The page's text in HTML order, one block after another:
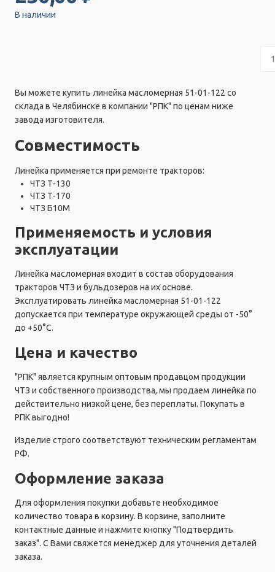
В наличии
Вы можете купить линейка масломерная 51-01-122 со
склада в Челябинске в компании "РПК" по ценам ниже
завода изготовителя.
Совместимость
Линейка применяется при ремонте тракторов:
ЧТЗ Т-130
ЧТЗ Т-170
ЧТЗ Б10М
Применяемость и условия
эксплуатации
Линейка масломерная входит в состав оборудования
тракторов ЧТЗ и бульдозеров на их основе.
Эксплуатировать линейка масломерная 51-01-122
допускается при температуре окружающей среды от -50°
до +50°C.
Цена и качество
"РПК" является крупным оптовым продавцом продукции
ЧТЗ и собственного производства, мы продаем линейка по
действительно низкой цене, без переплаты. Покупать в
РПК выгодно!
Изделие строго соответствуют техническим регламентам
РФ.
Оформление заказа
Для оформления покупки добавьте необходимое
количество товара в корзину. В корзине, заполните
контактные данные и нажмите кнопку "Подтвердить
заказ". С Вами свяжется менеджер для уточнения деталей
заказа.